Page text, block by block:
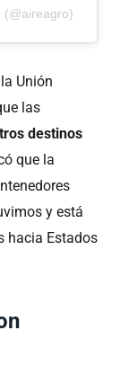
(@aireagro)
Unión
las
destinos
que la
y está
hacia Estados